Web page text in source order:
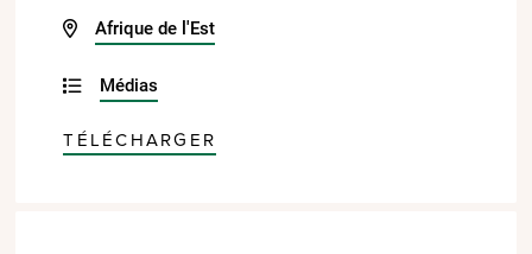
Afrique de l'Est
Médias
TÉLÉCHARGER